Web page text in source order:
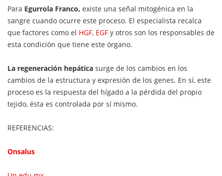
Para Egurrola Franco, existe una señal mitogénica en la
sangre cuando ocurre este proceso. El especialista recalca
que factores como el HGF, EGF y otros son los responsables de
esta condición que tiene este órgano.
La regeneración hepática surge de los cambios en los
cambios de la estructura y expresión de los genes. En sí, este
proceso es la respuesta del hígado a la pérdida del propio
tejido, ésta es controlada por sí mismo.
REFERENCIAS:
Onsalus